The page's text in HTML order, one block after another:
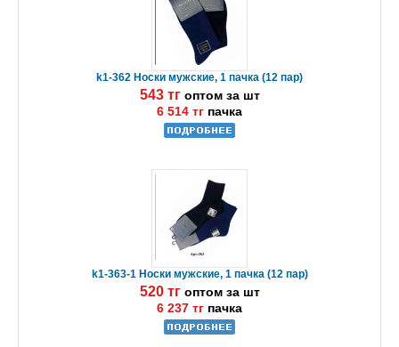
k1-362 Носки мужские, 1 пачка (12 пар)
543 тг оптом за шт
6 514 тг пачка
k1-363-1 Носки мужские, 1 пачка (12 пар)
520 тг оптом за шт
6 237 тг пачка